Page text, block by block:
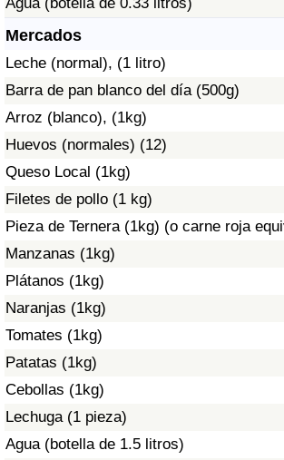
Agua (botella de 0.33 litros)
Mercados
Leche (normal), (1 litro)
Barra de pan blanco del día (500g)
Arroz (blanco), (1kg)
Huevos (normales) (12)
Queso Local (1kg)
Filetes de pollo (1 kg)
Pieza de Ternera (1kg) (o carne roja
Manzanas (1kg)
Plátanos (1kg)
Naranjas (1kg)
Tomates (1kg)
Patatas (1kg)
Cebollas (1kg)
Lechuga (1 pieza)
Agua (botella de 1.5 litros)
Índice de criminalidad por país
Sanidad
Índice de Sanidad (Actual)
Índice de Sanidad
Índice de Sanidad por País
Contaminación
Índice de Contaminación (Actual)
Índice de contaminación
Índice de Contaminación por País
Tráfico